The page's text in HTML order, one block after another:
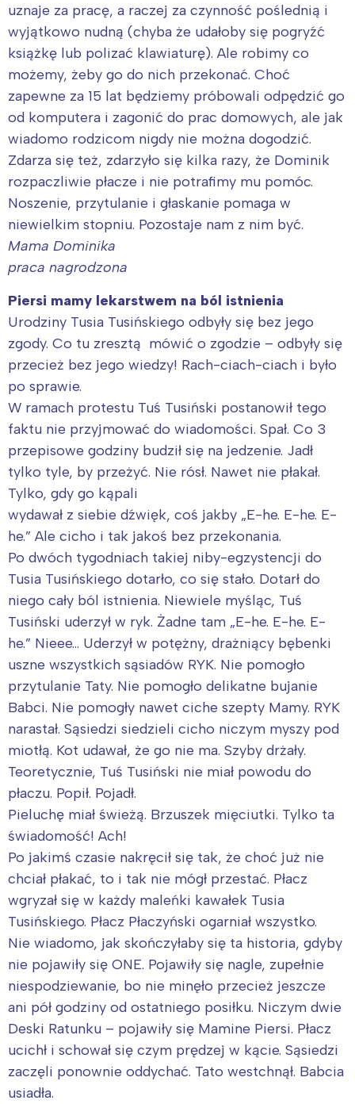
uznaje za pracę, a raczej za czynność poślednią i
wyjątkowo nudną (chyba że udałoby się pogryźć
książkę lub polizać klawiaturę). Ale robimy co
możemy, żeby go do nich przekonać. Choć
zapewne za 15 lat będziemy próbowali odpędzić go
od komputera i zagonić do prac domowych, ale jak
wiadomo rodzicom nigdy nie można dogodzić.
Zdarza się też, zdarzyło się kilka razy, że Dominik
rozpaczliwie płacze i nie potrafimy mu pomóc.
Noszenie, przytulanie i głaskanie pomaga w
niewielkim stopniu. Pozostaje nam z nim być.
Mama Dominika
praca nagrodzona
Piersi mamy lekarstwem na ból istnienia
Urodziny Tusia Tusińskiego odbyły się bez jego
zgody. Co tu zresztą mówić o zgodzie – odbyły się
przecież bez jego wiedzy! Rach-ciach-ciach i było
po sprawie.
W ramach protestu Tuś Tusiński postanowił tego
faktu nie przyjmować do wiadomości. Spał. Co 3
przepisowe godziny budził się na jedzenie. Jadł
tylko tyle, by przeżyć. Nie rósł. Nawet nie płakał.
Tylko, gdy go kąpali
wydawał z siebie dźwięk, coś jakby „E-he. E-he. E-
he.” Ale cicho i tak jakoś bez przekonania.
Po dwóch tygodniach takiej niby-egzystencji do
Tusia Tusińskiego dotarło, co się stało. Dotarł do
niego cały ból istnienia. Niewiele myśląc, Tuś
Tusiński uderzył w ryk. Żadne tam „E-he. E-he. E-
he.” Nieee… Uderzył w potężny, drażniący bębenki
uszne wszystkich sąsiadów RYK. Nie pomogło
przytulanie Taty. Nie pomogło delikatne bujanie
Babci. Nie pomogły nawet ciche szepty Mamy. RYK
narastał. Sąsiedzi siedzieli cicho niczym myszy pod
miotłą. Kot udawał, że go nie ma. Szyby drżały.
Teoretycznie, Tuś Tusiński nie miał powodu do
płaczu. Popił. Pojadł.
Pieluchę miał świeżą. Brzuszek mięciutki. Tylko ta
świadomość! Ach!
Po jakimś czasie nakręcił się tak, że choć już nie
chciał płakać, to i tak nie mógł przestać. Płacz
wgryzał się w każdy maleńki kawałek Tusia
Tusińskiego. Płacz Płaczyński ogarniał wszystko.
Nie wiadomo, jak skończyłaby się ta historia, gdyby
nie pojawiły się ONE. Pojawiły się nagle, zupełnie
niespodziewanie, bo nie minęło przecież jeszcze
ani pół godziny od ostatniego posiłku. Niczym dwie
Deski Ratunku – pojawiły się Mamine Piersi. Płacz
ucichł i schował się czym prędzej w kącie. Sąsiedzi
zaczęli ponownie oddychać. Tato westchnął. Babcia
usiadła.